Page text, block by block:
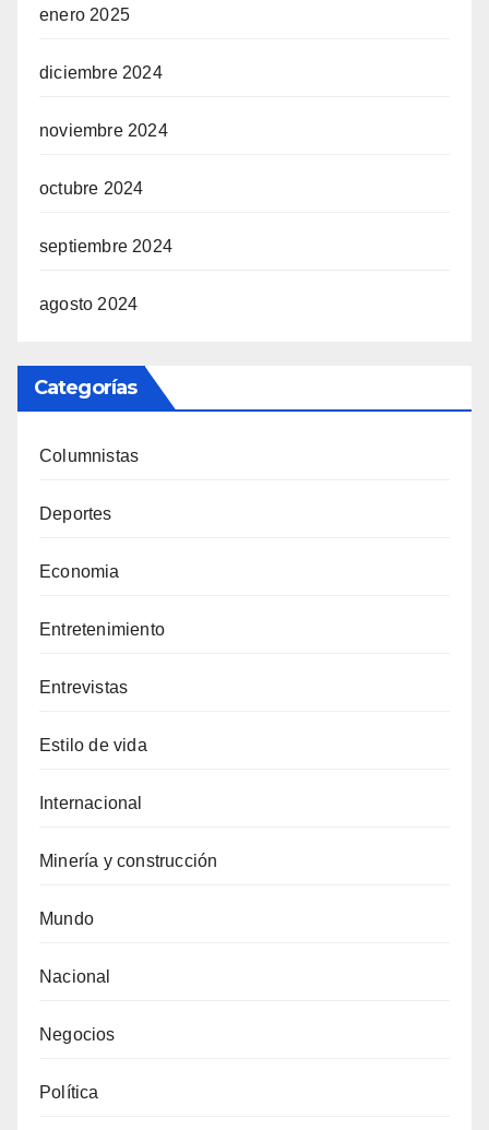
enero 2025
diciembre 2024
noviembre 2024
octubre 2024
septiembre 2024
agosto 2024
Categorías
Columnistas
Deportes
Economia
Entretenimiento
Entrevistas
Estilo de vida
Internacional
Minería y construcción
Mundo
Nacional
Negocios
Política